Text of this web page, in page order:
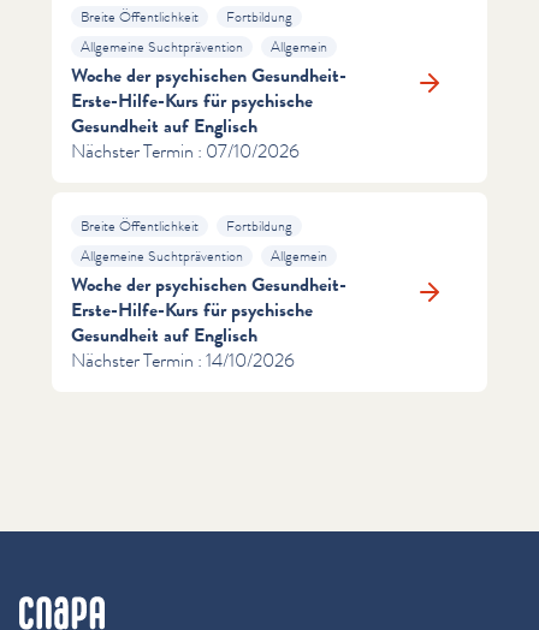
Breite Öffentlichkeit
Fortbildung
Allgemeine Suchtprävention
Allgemein
Woche der psychischen Gesundheit-
Erste-Hilfe-Kurs für psychische
Gesundheit auf Englisch
Nächster Termin : 07/10/2026
Breite Öffentlichkeit
Fortbildung
Allgemeine Suchtprävention
Allgemein
Woche der psychischen Gesundheit-
Erste-Hilfe-Kurs für psychische
Gesundheit auf Englisch
Nächster Termin : 14/10/2026
cnapa